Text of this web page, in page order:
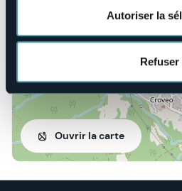
Autoriser la
Refuser
Ouvrir la carte